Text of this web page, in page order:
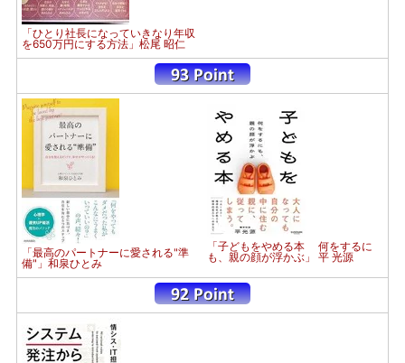
「ひとり社長になっていきなり年収
を650万円にする方法」松尾 昭仁
「最高のパートナーに愛される"準
備"」和泉ひとみ
「子どもをやめる本 何をするに
も、親の顔が浮かぶ」 平 光源